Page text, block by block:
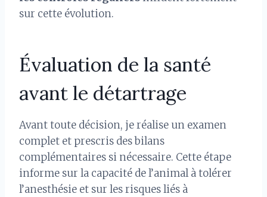
sur cette évolution.
Évaluation de la santé
avant le détartrage
Avant toute décision, je réalise un examen
complet et prescris des bilans
complémentaires si nécessaire. Cette étape
informe sur la capacité de l’animal à tolérer
l’anesthésie et sur les risques liés à